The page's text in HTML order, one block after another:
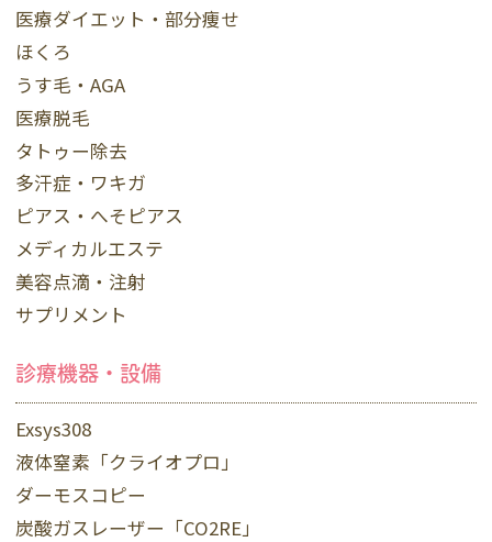
医療ダイエット・部分痩せ
ほくろ
うす毛・AGA
医療脱毛
タトゥー除去
多汗症・ワキガ
ピアス・へそピアス
メディカルエステ
美容点滴・注射
サプリメント
診療機器・設備
Exsys308
液体窒素「クライオプロ」
ダーモスコピー
炭酸ガスレーザー「CO2RE」